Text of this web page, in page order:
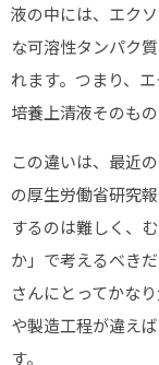
液の中には、エク
な可溶性タンパク
れます。つまり、
培養上清液そのも
この違いは、最近
の厚生労働省研究
するのは難しく、
か」で考えるべき
さんにとってかな
や製造工程が違え
す。